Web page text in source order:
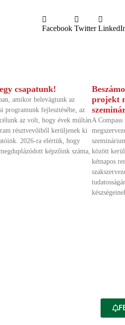
Facebook Twitter
csapatunk!
amikor belevágtunk az
programunk fejlesztésébe, az
az volt, hogy évek múltán
résztvevőiből kerüljenek ki
2026-ra elértük, hogy
képzőink száma,
projekt
A
között
kétnapos